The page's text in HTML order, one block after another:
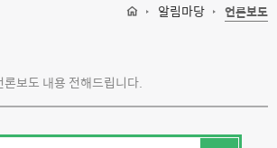
알림마당 언론보도
보도 내용 전해드립니다.